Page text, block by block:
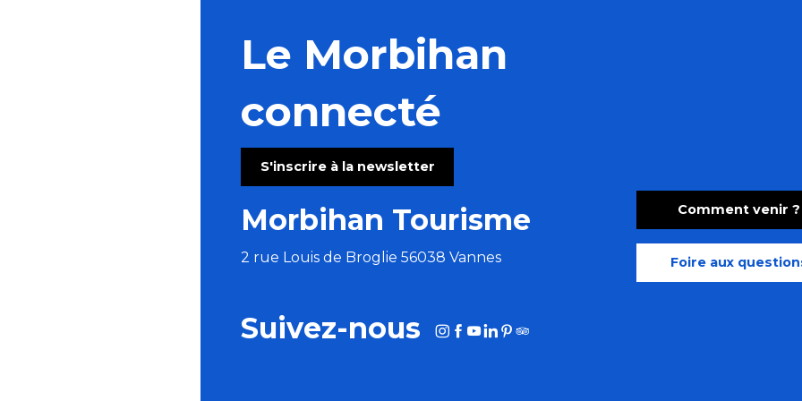
Le Morbihan
connecté
S'inscrire à la newsletter
Morbihan Tourisme
2 rue Louis de Broglie 56038 Vannes
Comment venir ?
Foire aux
Suivez-nous